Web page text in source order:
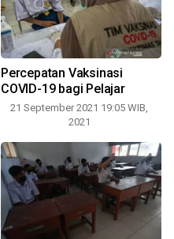
Percepatan Vaksinasi
COVID-19 bagi Pelajar
21 September 2021 19:05 WIB,
2021